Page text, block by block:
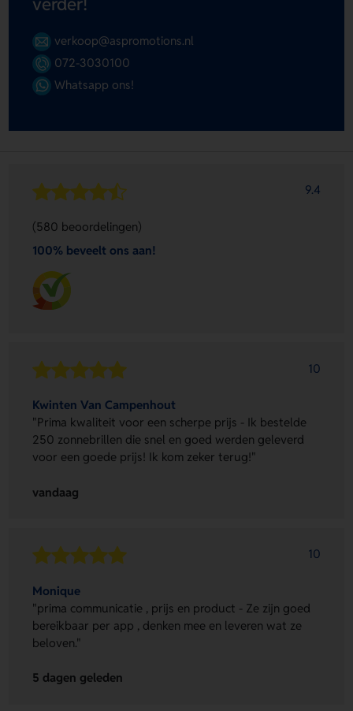
verkoop@aspromotions.nl
072-3030100
Whatsapp ons!
9.4
(580 beoordelingen)
100% beveelt ons aan!
10
Kwinten Van Campenhout
"Prima kwaliteit voor een scherpe prijs - Ik bestelde
250 zonnebrillen die snel en goed werden geleverd
voor een goede prijs! Ik kom zeker terug!"
vandaag
10
Monique
"prima communicatie , prijs en product - Ze zijn goed
bereikbaar per app , denken mee en leveren wat ze
beloven."
5 dagen geleden